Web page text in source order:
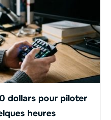
dollars pour piloter
heures